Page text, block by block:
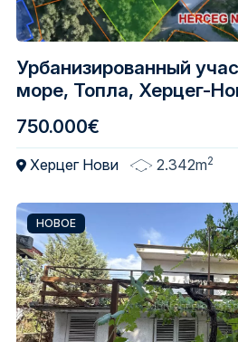
Урбанизированный
море, Топла, Херцег-
750.000€
Херцег Нови 2.342m2
НОВОЕ